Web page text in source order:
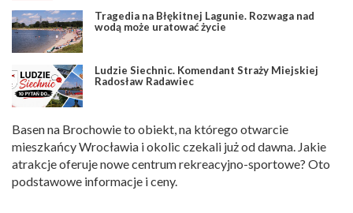
Tragedia na Błękitnej Lagunie. Rozwaga nad
wodą może uratować życie
Ludzie Siechnic. Komendant Straży Miejskiej
Radosław Radawiec
Basen na Brochowie to obiekt, na którego otwarcie
mieszkańcy Wrocławia i okolic czekali już od dawna. Jakie
atrakcje oferuje nowe centrum rekreacyjno-sportowe? Oto
podstawowe informacje i ceny.